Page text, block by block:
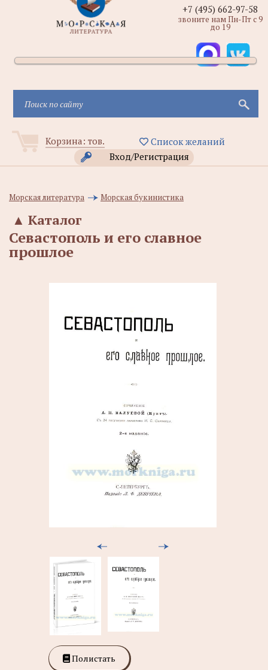
Корзина: тов.
Список желаний
Вход/Регистрация
+7 (495) 662-97-58
звоните нам Пн-Пт с 9
до 19
Морская литература Морская букинистика
Каталог
▲
Севастополь и его славное
прошлое
Полистать